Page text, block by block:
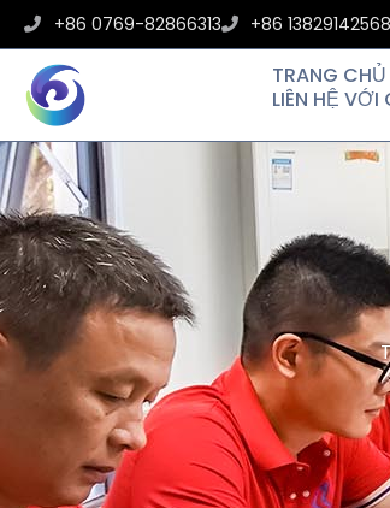
+86 0769-82866313 +86 13829142568
TRANG CHỦ
LIÊN HỆ VỚI